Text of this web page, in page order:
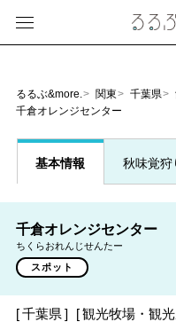
るるぶ&more. 関東 千葉県
千倉オレンジセンター
基本情報 秋味覚狩
千倉オレンジセンター
ちくらおれんじせんたー
スポット
千葉県 観光牧場・観